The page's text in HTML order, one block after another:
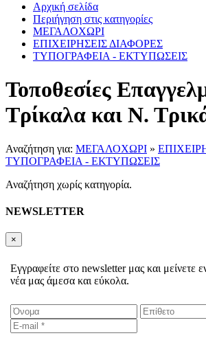
Αρχική σελίδα
Περιήγηση στις κατηγορίες
ΜΕΓΑΛΟΧΩΡΙ
ΕΠΙΧΕΙΡΗΣΕΙΣ ΔΙΑΦΟΡΕΣ
ΤΥΠΟΓΡΑΦΕΙΑ - ΕΚΤΥΠΩΣΕΙΣ
Τοποθεσίες
Τρίκαλα και Ν.
Αναζήτηση για: ΜΕΓΑΛΟΧΩΡΙ »
ΤΥΠΟΓΡΑΦΕΙΑ - ΕΚΤΥΠΩΣΕΙΣ
Αναζήτηση χωρίς κατηγορία.
NEWSLETTER
×
Εγγραφείτε στο newsletter μας και μείνετε
νέα μας άμεσα και εύκολα.